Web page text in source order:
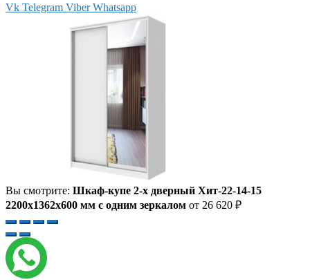
Vk Telegram Viber Whatsapp
Вы смотрите: Шкаф-купе 2-х дверный Хит-22-14-15
2200x1362x600 мм с одним зеркалом от 26 620 ₽